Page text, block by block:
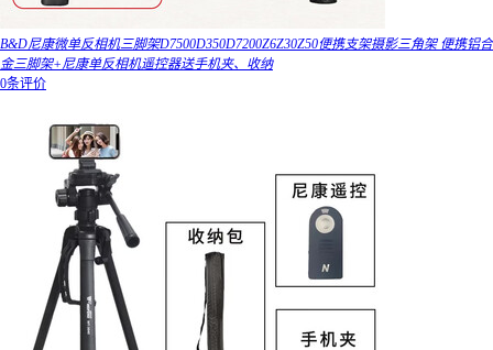
B&D尼康微单反相机三脚架D7500D350D7200Z6Z30Z50便携支架摄影三角架 便携铝合
金三脚架+尼康单反相机遥控器送手机夹、收纳
0条评价